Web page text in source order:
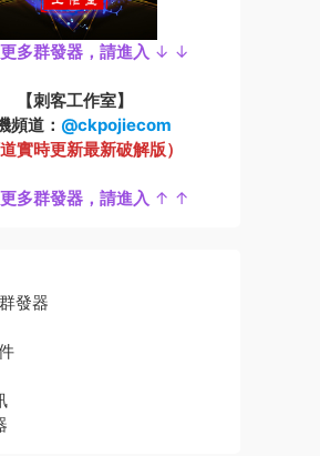
更多群發器，請進入 ↓ ↓
【刺客工作室】
頻道： @ckpojiecom
道實時更新最新破解版）
更多群發器，請進入 ↑ ↑
發器